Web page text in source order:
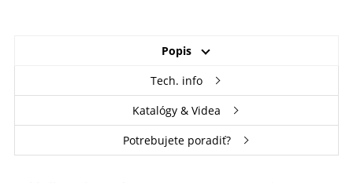
Popis
Tech. info
Katalógy & Videa
Potrebujete poradiť?